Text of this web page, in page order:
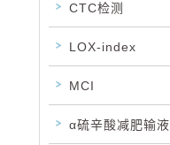
CTC检测
LOX-index
MCI
α硫辛酸减肥输液